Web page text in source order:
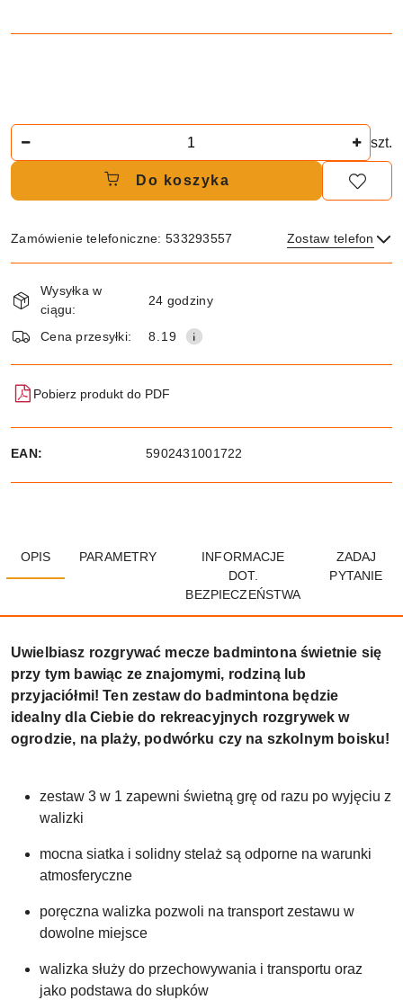
szt.
Do koszyka
Zamówienie telefoniczne: 533293557 Zostaw telefon
i
dostawa
Wysyłka w
ciągu:
24 godziny
Cena przesyłki: 8.19
Pobierz produkt do PDF
EAN: 5902431001722
OPIS PARAMETRY
INFORMACJE
DOT.
BEZPIECZEŃSTWA
ZADAJ
PYTANIE
Uwielbiasz rozgrywać mecze badmintona świetnie się
przy tym bawiąc ze znajomymi, rodziną lub
przyjaciółmi! Ten zestaw do badmintona będzie
idealny dla Ciebie do rekreacyjnych rozgrywek w
ogrodzie, na plaży, podwórku czy na szkolnym boisku!
zestaw 3 w 1 zapewni świetną grę od razu po wyjęciu z
walizki
mocna siatka i solidny stelaż są odporne na warunki
atmosferyczne
poręczna walizka pozwoli na transport zestawu w
dowolne miejsce
walizka służy do przechowywania i transportu oraz
jako podstawa do słupków